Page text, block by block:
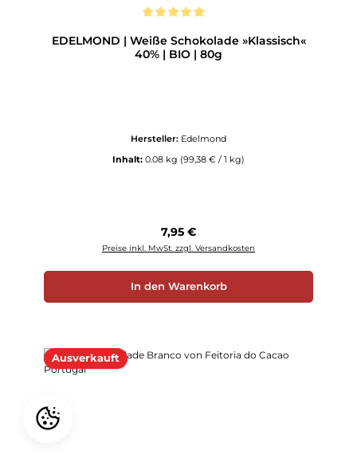
EDELMOND | Weiße Schokolade »Klassisch«
40% | BIO | 80g
Hersteller: Edelmond
Inhalt: 0.08 kg (99,38 € / 1 kg)
Regulärer Preis:
7,95 €
Preise inkl. MwSt. zzgl. Versandkosten
In den Warenkorb
Ausverkauft